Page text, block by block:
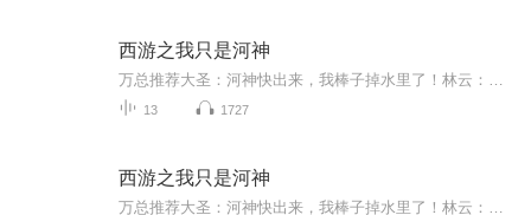
西游之我只是河神
13 1727
西游之我只是河神